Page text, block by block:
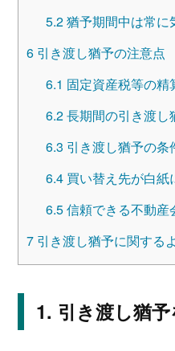
5.2猶予期間中は常に
6引き渡し猶予の注意点
6.1 固定資産税等の精
6.2長期間の引き渡し
6.3 引き渡し猶予の条
6.4買い替え先が白紙
6.5信頼できる不動産
7引き渡し猶予に関する
引き渡し猶